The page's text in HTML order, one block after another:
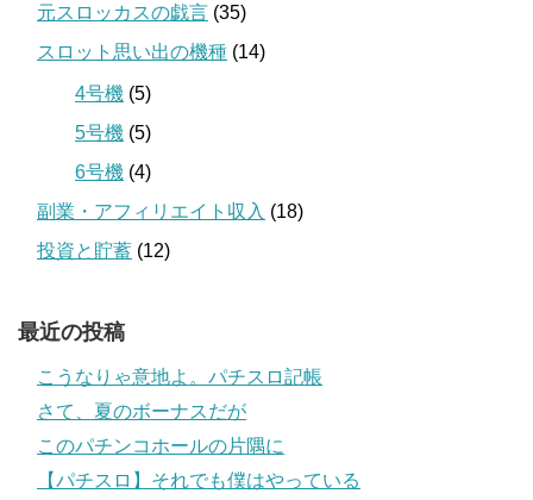
元スロッカスの戯言 (35)
スロット思い出の機種 (14)
4号機 (5)
5号機 (5)
6号機 (4)
副業・アフィリエイト収入 (18)
投資と貯蓄 (12)
最近の投稿
こうなりゃ意地よ。パチスロ記帳
さて、夏のボーナスだが
このパチンコホールの片隅に
【パチスロ】それでも僕はやっている